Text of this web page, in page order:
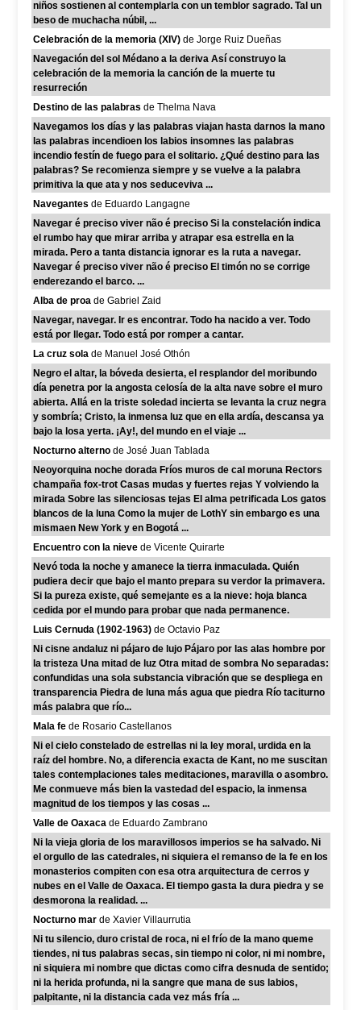
niños sostienen al contemplarla con un temblor sagrado. Tal un
beso de muchacha núbil, ...
Celebración de la memoria (XIV) de Jorge Ruiz Dueñas
Navegación del sol Médano a la deriva Así construyo la
celebración de la memoria la canción de la muerte tu
resurreción
Destino de las palabras de Thelma Nava
Navegamos los días y las palabras viajan hasta darnos la mano
las palabras incendioen los labios insomnes las palabras
incendio festín de fuego para el solitario. ¿Qué destino para las
palabras? Se recomienza siempre y se vuelve a la palabra
primitiva la que ata y nos seduceviva ...
Navegantes de Eduardo Langagne
Navegar é preciso viver não é preciso Si la constelación indica
el rumbo hay que mirar arriba y atrapar esa estrella en la
mirada. Pero a tanta distancia ignorar es la ruta a navegar.
Navegar é preciso viver não é preciso El timón no se corrige
enderezando el barco. ...
Alba de proa de Gabriel Zaid
Navegar, navegar. Ir es encontrar. Todo ha nacido a ver. Todo
está por llegar. Todo está por romper a cantar.
La cruz sola de Manuel José Othón
Negro el altar, la bóveda desierta, el resplandor del moribundo
día penetra por la angosta celosía de la alta nave sobre el muro
abierta. Allá en la triste soledad incierta se levanta la cruz negra
y sombría; Cristo, la inmensa luz que en ella ardía, descansa ya
bajo la losa yerta. ¡Ay!, del mundo en el viaje ...
Nocturno alterno de José Juan Tablada
Neoyorquina noche dorada Fríos muros de cal moruna Rectors
champaña fox-trot Casas mudas y fuertes rejas Y volviendo la
mirada Sobre las silenciosas tejas El alma petrificada Los gatos
blancos de la luna Como la mujer de LothY sin embargo es una
mismaen New York y en Bogotá ...
Encuentro con la nieve de Vicente Quirarte
Nevó toda la noche y amanece la tierra inmaculada. Quién
pudiera decir que bajo el manto prepara su verdor la primavera.
Si la pureza existe, qué semejante es a la nieve: hoja blanca
cedida por el mundo para probar que nada permanence.
Luis Cernuda (1902-1963) de Octavio Paz
Ni cisne andaluz ni pájaro de lujo Pájaro por las alas hombre por
la tristeza Una mitad de luz Otra mitad de sombra No separadas:
confundidas una sola substancia vibración que se despliega en
transparencia Piedra de luna más agua que piedra Río taciturno
más palabra que río...
Mala fe de Rosario Castellanos
Ni el cielo constelado de estrellas ni la ley moral, urdida en la
raíz del hombre. No, a diferencia exacta de Kant, no me suscitan
tales contemplaciones tales meditaciones, maravilla o asombro.
Me conmueve más bien la vastedad del espacio, la inmensa
magnitud de los tiempos y las cosas ...
Valle de Oaxaca de Eduardo Zambrano
Ni la vieja gloria de los maravillosos imperios se ha salvado. Ni
el orgullo de las catedrales, ni siquiera el remanso de la fe en los
monasterios compiten con esa otra arquitectura de cerros y
nubes en el Valle de Oaxaca. El tiempo gasta la dura piedra y se
desmorona la realidad. ...
Nocturno mar de Xavier Villaurrutia
Ni tu silencio, duro cristal de roca, ni el frío de la mano queme
tiendes, ni tus palabras secas, sin tiempo ni color, ni mi nombre,
ni siquiera mi nombre que dictas como cifra desnuda de sentido;
ni la herida profunda, ni la sangre que mana de sus labios,
palpitante, ni la distancia cada vez más fría ...